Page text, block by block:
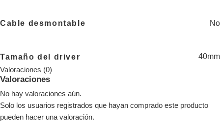
Cable desmontable No
Tamaño del driver 40mm
Valoraciones (0)
Valoraciones
No hay valoraciones aún.
Solo los usuarios registrados que hayan comprado este producto
pueden hacer una valoración.